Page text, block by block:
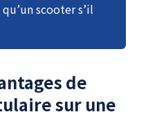
scooter s’il
de
sur une